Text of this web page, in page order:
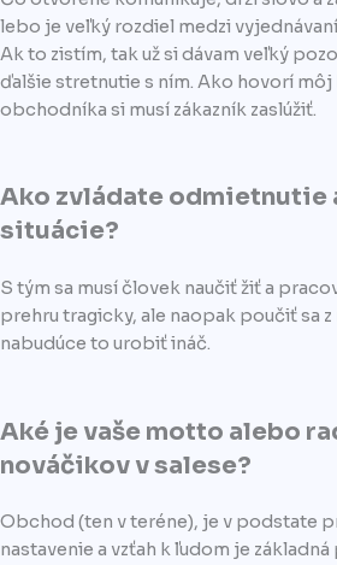
lebo je veľký rozdiel medzi
Ak to zistím, tak už si dávam veľký
ďalšie stretnutie s ním. Ako hovorí
obchodníka si musí zákazník zaslúžiť.
Ako zvládate odmietnutie
situácie?
S tým sa musí človek naučiť žiť a
prehru tragicky, ale naopak poučiť sa
nabudúce to urobiť ináč.
Aké je vaše motto alebo
nováčikov v salese?
Obchod (ten v teréne), je v podstate
nastavenie a vzťah k ľudom je